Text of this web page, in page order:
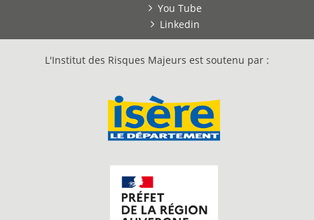
You Tube
Linkedin
L'Institut des Risques Majeurs est soutenu par :